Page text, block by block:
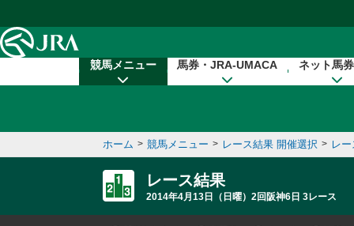
競馬メニュー 馬券・JRA-UMACA ネット馬
ホーム > 競馬メニュー > レース結果 開催選択 > レ
レース結果
2014年4月13日（日曜）2回阪神6日 3レース